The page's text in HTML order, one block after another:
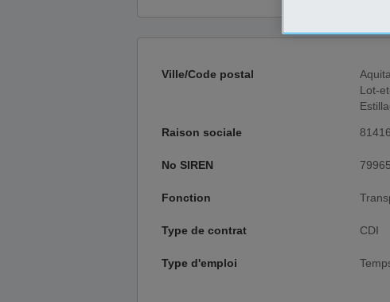
Ville/Code postal
Lot-
Raison sociale
No SIREN
Fonction
Type de contrat CDI
Type d'emploi